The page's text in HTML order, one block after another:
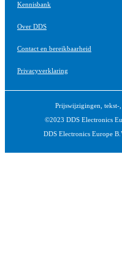
Kennisbank
Over DDS
Contact en bereikbaarheid
Privacyverklaring
Prijswijzigingen, tekst-
©2023 DDS Electronics
DDS Electronics Europe